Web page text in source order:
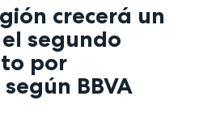
crecerá un
segundo
por
BBVA